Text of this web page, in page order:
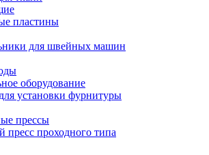
пластины
для швейных машин
оборудование
установки фурнитуры
прессы
проходного типа